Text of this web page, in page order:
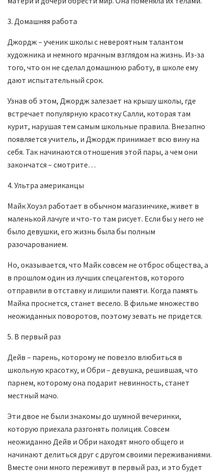
3. Домашняя работа
Джордж – ученик школы с невероятным талантом
художника и немного мрачным взглядом на жизнь. Из-за
того, что он не сделал домашнюю работу, в школе ему
дают испытательный срок.
Узнав об этом, Джордж залезает на крышу школы, где
встречает популярную красотку Салли, которая там
курит, нарушая тем самым школьные правила. Внезапно
появляется учитель, и Джордж принимает всю вину на
себя. Так начинаются отношения этой пары, а чем они
закончатся – смотрите…
4. Ультра американцы
Майк Хоуэл работает в обычном магазинчике, живет в
маленькой лачуге и что-то там рисует. Если бы у него не
было девушки, его жизнь была бы полным
разочарованием.
Но, оказывается, что Майк совсем не отброс общества, а
в прошлом один из лучших спецагентов, которого
отправили в отставку и лишили памяти. Когда память
Майка проснется, станет весело. В фильме множество
неожиданных поворотов, поэтому зевать не придется.
5. В первый раз
Дейв – парень, которому не повезло влюбиться в
школьную красотку, и Обри – девушка, решившая, что
парнем, которому она подарит невинность, станет
местный мачо.
Эти двое не были знакомы до шумной вечеринки,
которую приехала разгонять полиция. Совсем
неожиданно Дейв и Обри находят много общего и
начинают делиться друг с другом своими переживаниями.
Вместе они много переживут в первый раз, и это будет